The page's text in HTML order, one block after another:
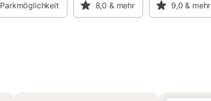
Parkmöglichkeit 8,0 & mehr 9,0 & mehr